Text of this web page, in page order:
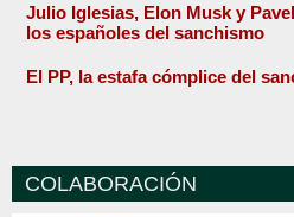
Julio Iglesias, Elon Musk y
los españoles del sanchismo
El PP, la estafa cómplice del
COLABORACIÓN